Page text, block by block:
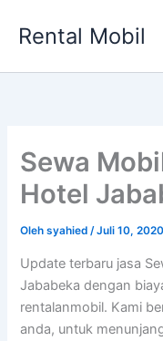
Rental Mobil
Sewa
Hotel
Olehsyahied/Juli 10, 2020
Update terbaru jasa
Jababeka dengan
rentalanmobil. Kami
anda, untuk